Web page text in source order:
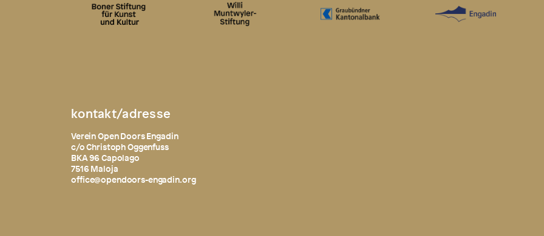
kontakt/adresse
Verein Open Doors Engadin
c/o Christoph Oggenfuss
BKA 96 Capolago
7516 Maloja
office@opendoors-engadin.org